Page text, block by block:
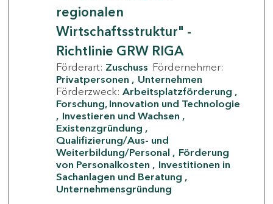
regionalen
Wirtschaftsstruktur" -
Richtlinie GRW RIGA
Förderart: Zuschuss Fördernehmer:
Privatpersonen
Unternehmen
Förderzweck: Arbeitsplatzförderung
Forschung, Innovation und Technologie
Investieren und Wachsen
Existenzgründung
Qualifizierung/Aus- und
Weiterbildung/Personal
Förderung
von Personalkosten
Investitionen in
Sachanlagen und Beratung
Unternehmensgründung